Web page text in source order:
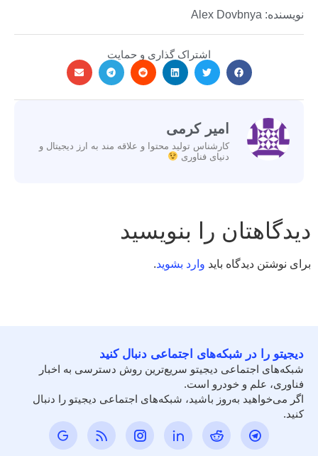
نویسنده: Alex Dovbnya
اشتراک گذاری و حمایت
امیر کرمی
کارشناس تولید محتوا و علاقه مند به ارز دیجیتال و
دنیای فناوری
دیدگاهتان را بنویسید
برای نوشتن دیدگاه باید وارد بشوید.
دیجیتو را در شبکه‌های اجتماعی دنبال کنید
شبکه‌های اجتماعی دیجیتو سریع‌ترین روش دسترسی به اخبار
فناوری، علم و خودرو است.
اگر می‌خواهید به‌روز باشید، شبکه‌های اجتماعی دیجیتو را دنبال
کنید.